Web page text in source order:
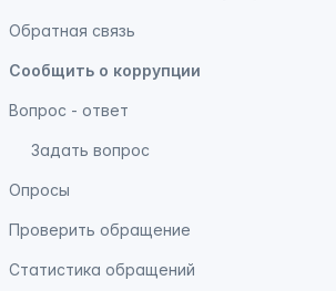
Обратная связь
Сообщить о коррупции
Вопрос - ответ
Задать вопрос
Опросы
Проверить обращение
Статистика обращений